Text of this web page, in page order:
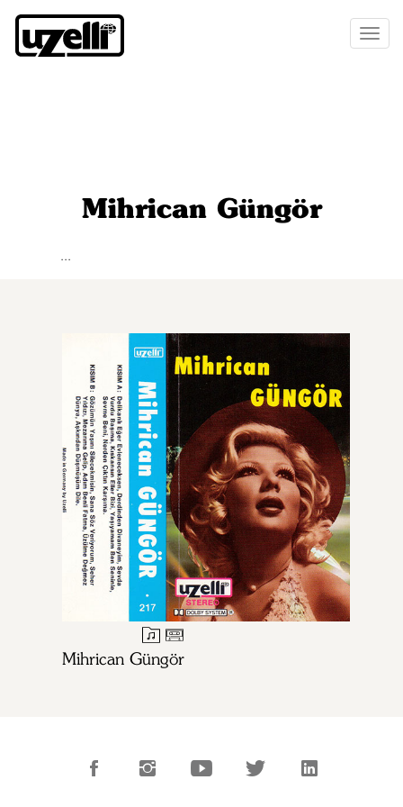
Mihrican Güngör
...
Mihrican Güngör